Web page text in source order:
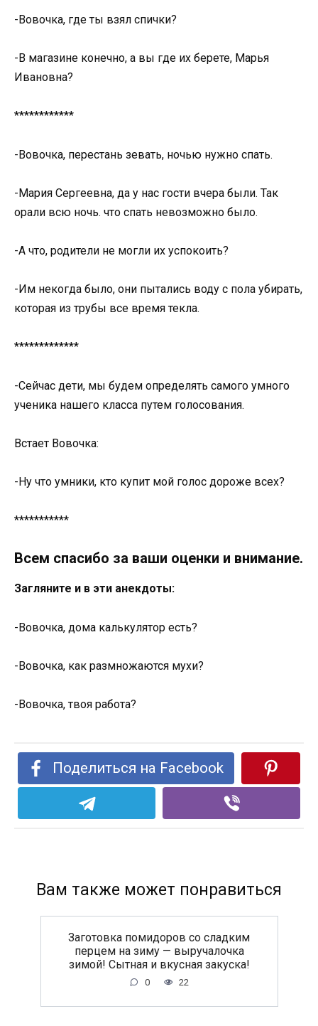
-Вовочка, где ты взял спички?
-В магазине конечно, а вы где их берете, Марья
Ивановна?
************
-Вовочка, перестань зевать, ночью нужно спать.
-Мария Сергеевна, да у нас гости вчера были. Так
орали всю ночь. что спать невозможно было.
-А что, родители не могли их успокоить?
-Им некогда было, они пытались воду с пола убирать,
которая из трубы все время текла.
*************
-Сейчас дети, мы будем определять самого умного
ученика нашего класса путем голосования.
Встает Вовочка:
-Ну что умники, кто купит мой голос дороже всех?
***********
Всем спасибо за ваши оценки и внимание.
Загляните и в эти анекдоты:
-Вовочка, дома калькулятор есть?
-Вовочка, как размножаются мухи?
-Вовочка, твоя работа?
Поделиться на Facebook
Вам также может понравиться
Заготовка помидоров со сладким
перцем на зиму — выручалочка
зимой! Сытная и вкусная закуска!
0 22